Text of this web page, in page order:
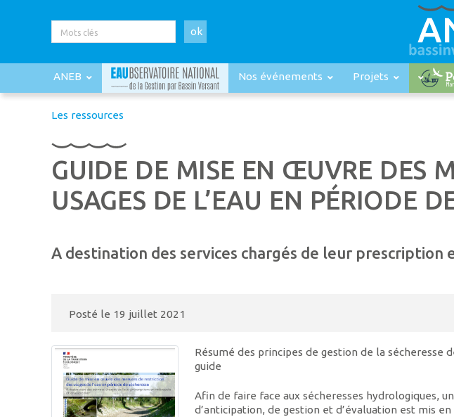
ok
ANEB Nos événements Projets
Les ressources
GUIDE DE MISE EN ŒUVRE DES
USAGES DE L’EAU EN PÉRIODE
A destination des services chargés de leur
Posté le 19 juillet 2021
Résumé des principes de gestion de la sécheresse
guide
Afin de faire face aux sécheresses hydrologiques,
d’anticipation, de gestion et d’évaluation est mis